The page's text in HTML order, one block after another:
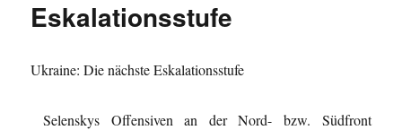
Eskalationsstufe
Ukraine: Die nächste Eskalationsstufe
Selenskys Offensiven an der Nord- bzw. Südfront